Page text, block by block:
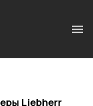
Liebherr